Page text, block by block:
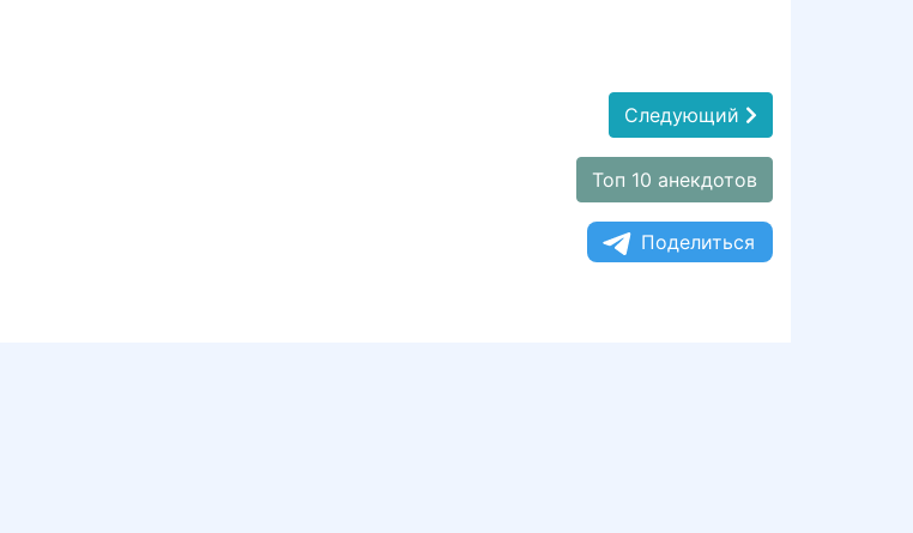
Следующий
Топ 10 анекдотов
Поделиться